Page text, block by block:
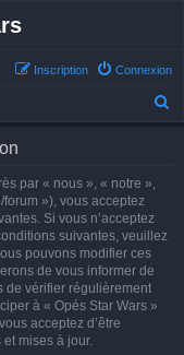
Connexion
Inscription
par « nous », « notre »,
forum »), vous acceptez
Si vous n’acceptez
suivantes, veuillez
pouvons modifier ces
de vous informer de
de vérifier régulièrement
à « Opés Star Wars »
acceptez d’être
mises à jour.